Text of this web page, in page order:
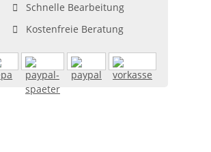
Schnelle Bearbeitung
Kostenfreie Beratung